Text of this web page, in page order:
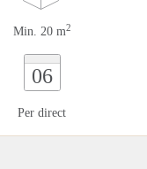
Min. 20 m2
06
Per direct